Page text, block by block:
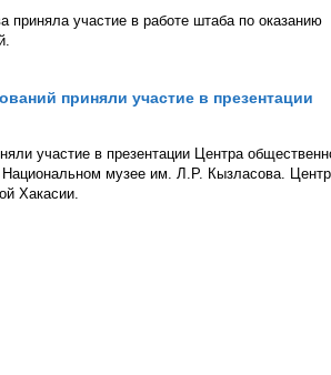
участие в работе штаба по оказанию
приняли участие в презентации
участие в презентации Центра
Национальном музее им. Л.Р. Кызласова. Центр
Хакасии.